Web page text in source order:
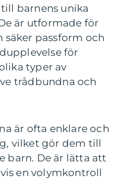
barnens unika
är utformade för
säker passform och
för
typer av
trådbundna och
är ofta enklare och
vilket gör dem till
barn. De är lätta att
en volymkontroll